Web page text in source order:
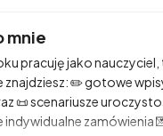
mnie
pracuję jako
✏️ gotowe
📜 scenariusze
indywidualne zamówienia